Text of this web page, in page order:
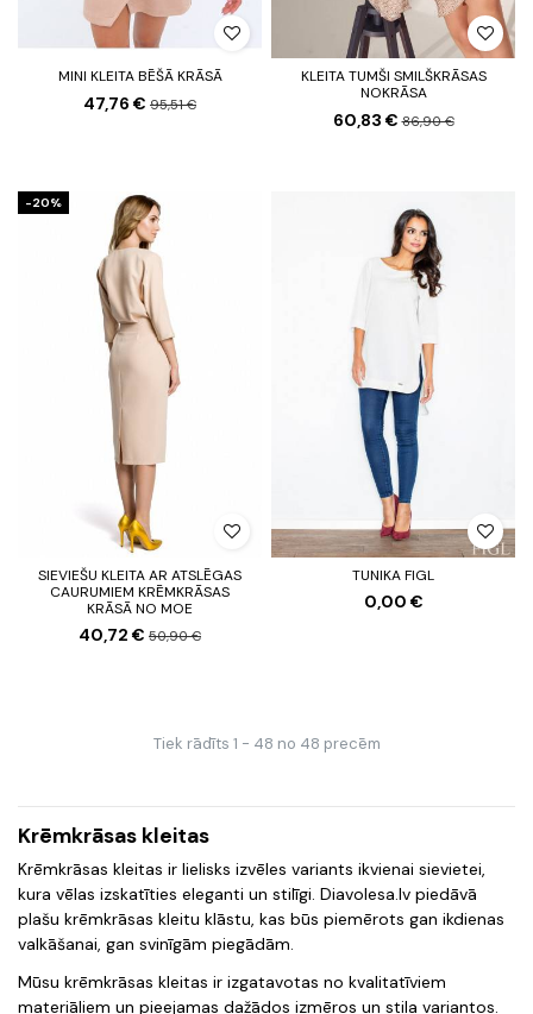
MINI KLEITA BĒŠĀ KRĀSĀ
47,76 € 95,51 €
KLEITA TUMŠI SMILŠKRĀSAS
NOKRĀSA
60,83 €86,90 €
-20%
SIEVIEŠU KLEITA AR ATSLĒGAS
CAURUMIEM KRĒMKRĀSAS
KRĀSĀ NO MOE
40,72 € 50,90 €
TUNIKA FIGL
0,00 €
Tiek rādīts 1 - 48 no 48 precēm
Krēmkrāsas kleitas
Krēmkrāsas kleitas ir lielisks izvēles variants ikvienai sievietei,
kura vēlas izskatīties eleganti un stilīgi. Diavolesa.lv piedāvā
plašu krēmkrāsas kleitu klāstu, kas būs piemērots gan ikdienas
valkāšanai, gan svinīgām piegādām.
Mūsu krēmkrāsas kleitas ir izgatavotas no kvalitatīviem
materiāliem un pieejamas dažādos izmēros un stila variantos.